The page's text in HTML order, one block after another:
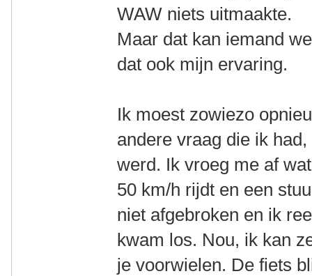
WAW niets uitmaakte.
Maar dat kan iemand
dat ook mijn ervaring.
Ik moest zowiezo
andere vraag die ik
werd. Ik vroeg me af
50 km/h rijdt en een
niet afgebroken en ik
kwam los. Nou, ik kan
je voorwielen. De fiets